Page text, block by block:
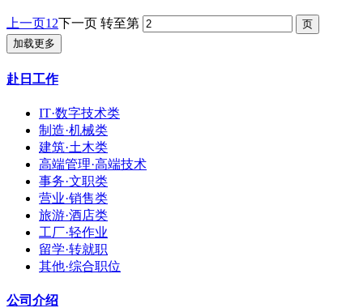
上一页1 2下一页 转至第
加载更多
赴日工作
IT·数字技术类
制造·机械类
建筑·土木类
高端管理·高端技术
事务·文职类
营业·销售类
旅游·酒店类
工厂·轻作业
留学·转就职
其他·综合职位
公司介绍